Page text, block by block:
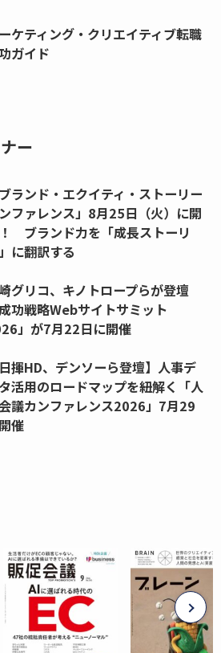
ケティング・クリエイティブ転職
ガイド
ー
ブランド・エクイティ・ストーリー
ファレンス」8月25日（火）に開
ブランド力を「成長ストーリ
に翻訳する
グリコ、キノトロープらが登壇
成功戦略Webサイトサミット
」が7月22日に開催
日揮HD、デンソーら登壇】人事デ
活用のロードマップを紐解く「人
議カンファレンス2026」7月29
催